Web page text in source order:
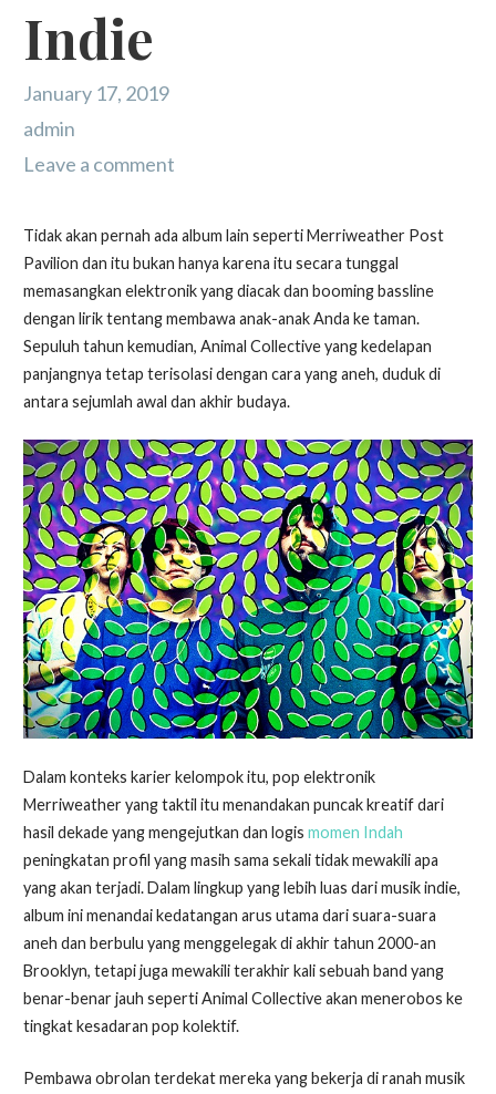
Indie
January 17, 2019
admin
Leave a comment
Tidak akan pernah ada album lain seperti Merriweather Post
Pavilion dan itu bukan hanya karena itu secara tunggal
memasangkan elektronik yang diacak dan booming bassline
dengan lirik tentang membawa anak-anak Anda ke taman.
Sepuluh tahun kemudian, Animal Collective yang kedelapan
panjangnya tetap terisolasi dengan cara yang aneh, duduk di
antara sejumlah awal dan akhir budaya.
Dalam konteks karier kelompok itu, pop elektronik
Merriweather yang taktil itu menandakan puncak kreatif dari
hasil dekade yang mengejutkan dan logis momen Indah
peningkatan profil yang masih sama sekali tidak mewakili apa
yang akan terjadi. Dalam lingkup yang lebih luas dari musik indie,
album ini menandai kedatangan arus utama dari suara-suara
aneh dan berbulu yang menggelegak di akhir tahun 2000-an
Brooklyn, tetapi juga mewakili terakhir kali sebuah band yang
benar-benar jauh seperti Animal Collective akan menerobos ke
tingkat kesadaran pop kolektif.
Pembawa obrolan terdekat mereka yang bekerja di ranah musik